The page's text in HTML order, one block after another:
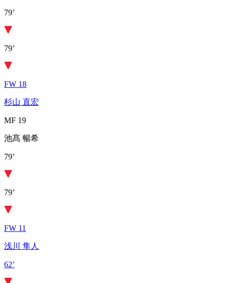
79’
79’
FW 18
杉山 直宏
MF 19
池髙 暢希
79’
79’
FW 11
浅川 隼人
62’